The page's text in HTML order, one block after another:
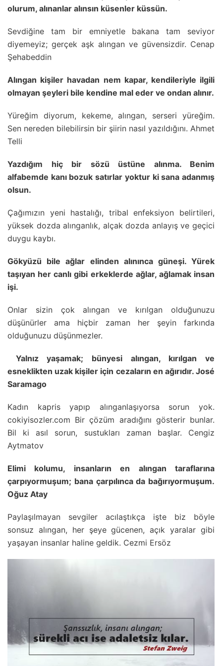
olurum, alınanlar alınsın küsenler küssün.
Sevdiğine tam bir emniyetle bakana tam seviyor
diyemeyiz; gerçek aşk alıngan ve güvensizdir. Cenap
Şehabeddin
Alıngan kişiler havadan nem kapar, kendileriyle ilgili
olmayan şeyleri bile kendine mal eder ve ondan alınır.
Yüreğim diyorum, kekeme, alıngan, serseri yüreğim.
Sen nereden bilebilirsin bir şiirin nasıl yazıldığını. Ahmet
Telli
Yazdığım hiç bir sözü üstüne alınma. Benim
alfabemde kanı bozuk satırlar yoktur ki sana adanmış
olsun.
Çağımızın yeni hastalığı, tribal enfeksiyon belirtileri,
yüksek dozda alınganlık, alçak dozda anlayış ve geçici
duygu kaybı.
Gökyüzü bile ağlar elinden alınınca güneşi. Yürek
taşıyan her canlı gibi erkeklerde ağlar, ağlamak insan
işi.
Onlar sizin çok alıngan ve kırılgan olduğunuzu
düşünürler ama hiçbir zaman her şeyin farkında
olduğunuzu düşünmezler.
Yalnız yaşamak; bünyesi alıngan, kırılgan ve
esneklikten uzak kişiler için cezaların en ağırıdır. José
Saramago
Kadın kapris yapıp alınganlaşıyorsa sorun yok.
cokiyisozler.com Bir çözüm aradığını gösterir bunlar.
Bil ki asıl sorun, sustukları zaman başlar. Cengiz
Aytmatov
Elimi kolumu, insanların en alıngan taraflarına
çarpıyormuşum; bana çarpılınca da bağırıyormuşum.
Oğuz Atay
Paylaşılmayan sevgiler acılaştıkça işte biz böyle
sonsuz alıngan, her şeye gücenen, açık yaralar gibi
yaşayan insanlar haline geldik. Cezmi Ersöz